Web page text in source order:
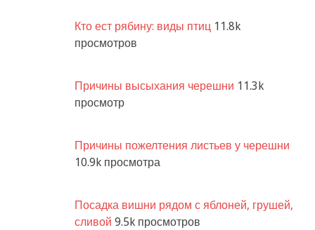
Кто ест рябину: виды птиц 11.8k
просмотров
Причины высыхания черешни 11.3k
просмотр
Причины пожелтения листьев у черешни
10.9k просмотра
Посадка вишни рядом с яблоней, грушей,
сливой 9.5k просмотров